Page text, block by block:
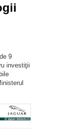
9
investiţii